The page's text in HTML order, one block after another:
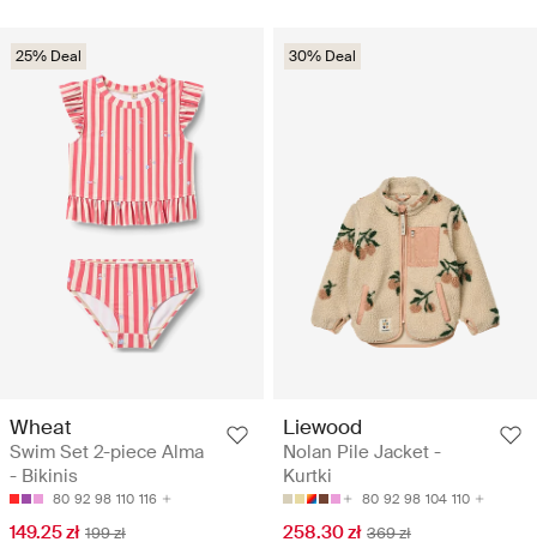
25% Deal
Wheat
Swim Set 2-piece Alma
- Bikinis
80 92 98 110 116
149.25 zł 199 zł
30% Deal
Liewood
Nolan Pile Jacket -
Kurtki
80 92 98 104 110
258.30 zł 369 zł